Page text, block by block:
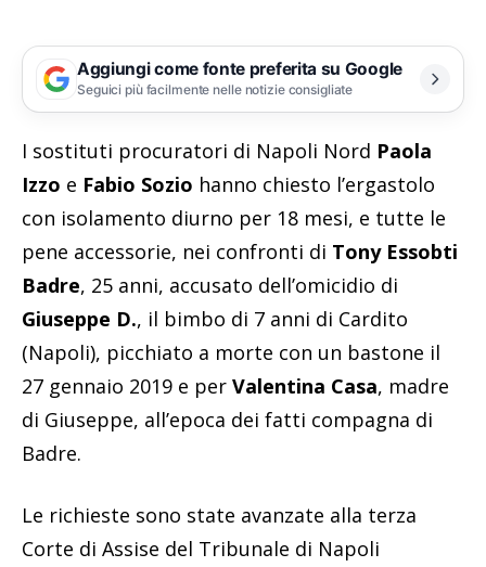
Aggiungi come fonte preferita su Google
Seguici più facilmente nelle notizie consigliate
I sostituti procuratori di Napoli Nord Paola
Izzo e Fabio Sozio hanno chiesto l’ergastolo
con isolamento diurno per 18 mesi, e tutte le
pene accessorie, nei confronti di Tony Essobti
Badre, 25 anni, accusato dell’omicidio di
Giuseppe D., il bimbo di 7 anni di Cardito
(Napoli), picchiato a morte con un bastone il
27 gennaio 2019 e per Valentina Casa, madre
di Giuseppe, all’epoca dei fatti compagna di
Badre.
Le richieste sono state avanzate alla terza
Corte di Assise del Tribunale di Napoli